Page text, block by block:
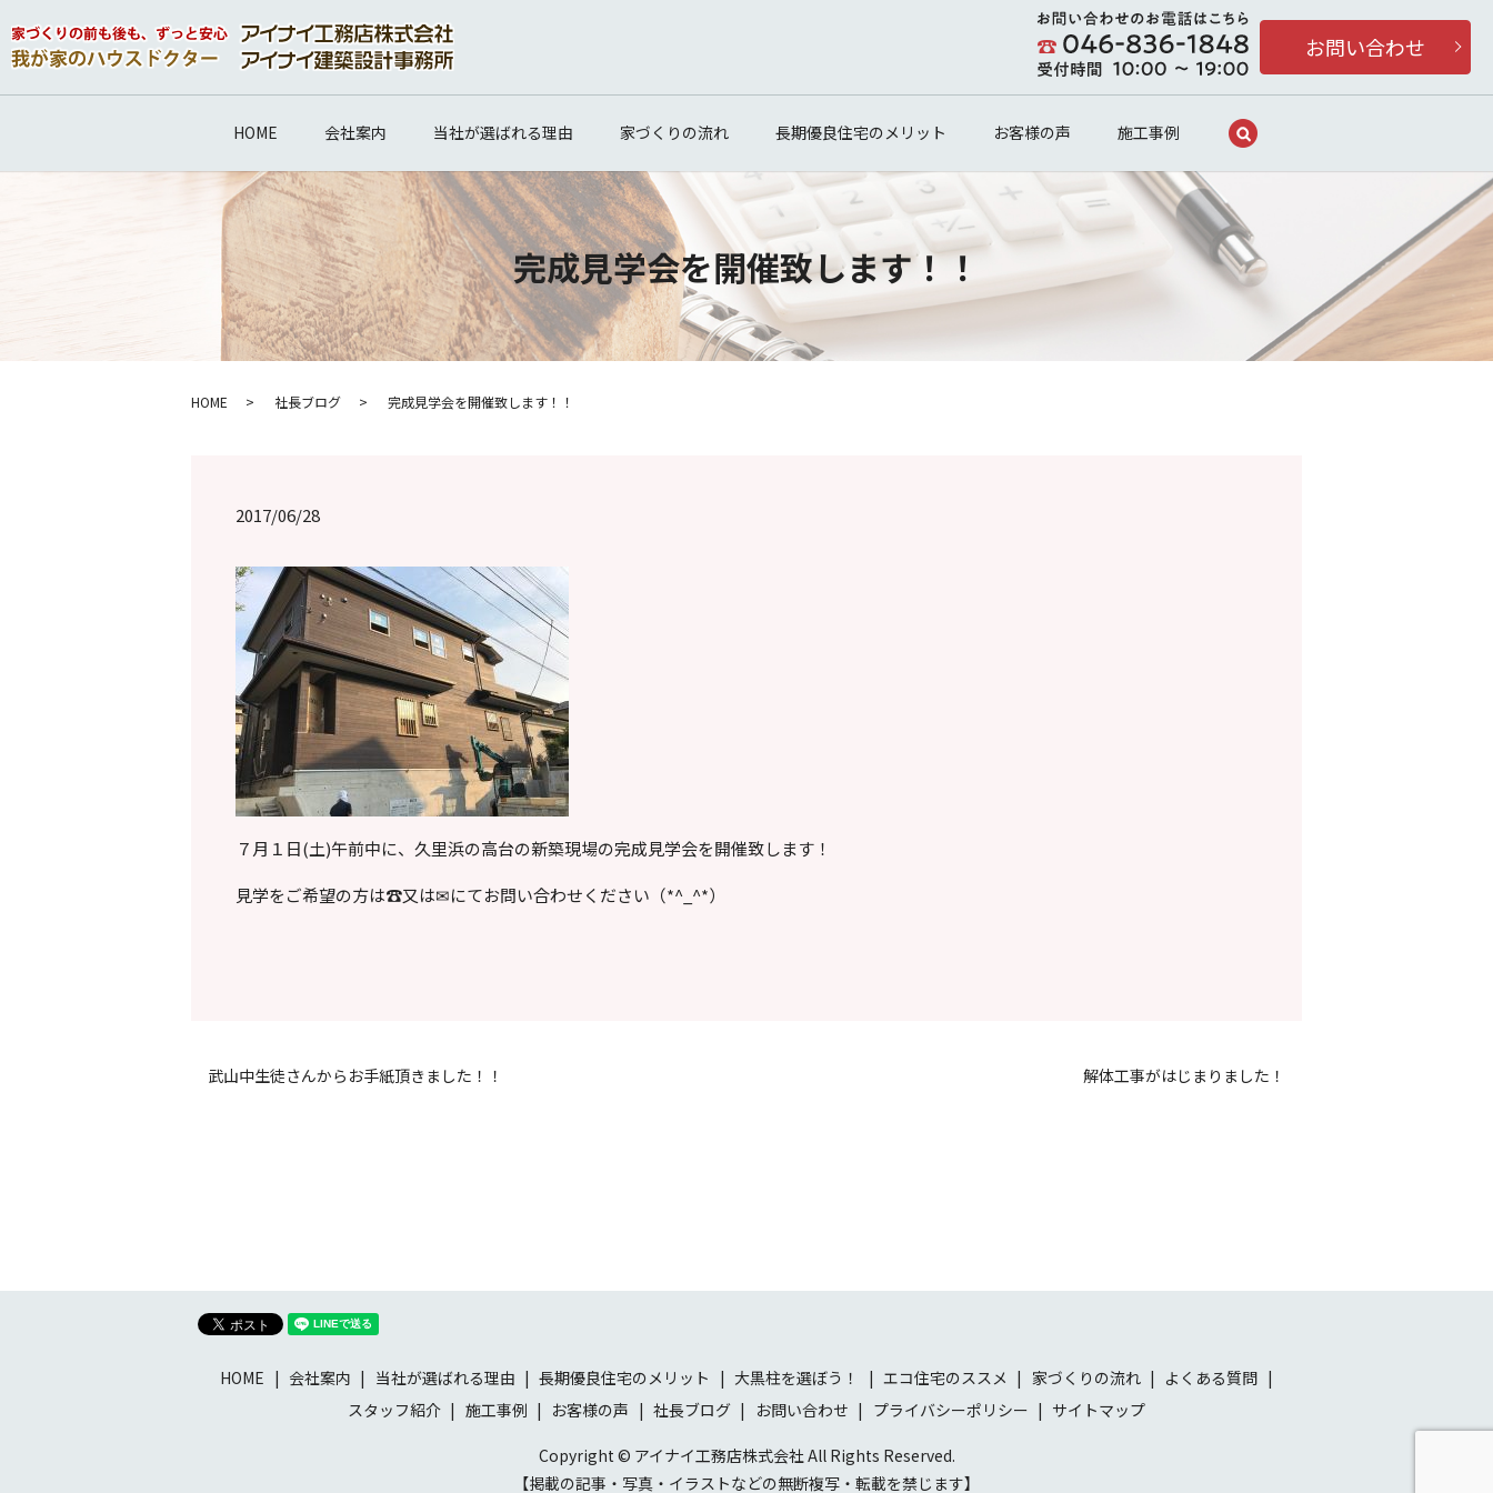
HOME 会社案内 当社が選ばれる理由 家づくりの流れ 長期優良住宅のメリット お客様の声 施工事例
お問い合わせ
完成見学会を開催致します！！
HOME 社長ブログ 完成見学会を開催致します！！
2017/06/28
７月１日(土)午前中に、久里浜の高台の新築現場の完成見学会を開催致します！
見学をご希望の方は☎又は✉にてお問い合わせください（*^_^*）
武山中生徒さんからお手紙頂きました！！ 解体工事がはじまりました！
HOME 会社案内 当社が選ばれる理由 長期優良住宅のメリット 大黒柱を選ぼう！ エコ住宅のススメ 家づくりの流れ
よくある質問
スタッフ紹介
施工事例 お客様の声 社長ブログ お問い合わせ プライバシーポリシー サイトマップ
Copyright © アイナイ工務店株式会社 All Rights Reserved.
【掲載の記事・写真・イラストなどの無断複写・転載を禁じます】